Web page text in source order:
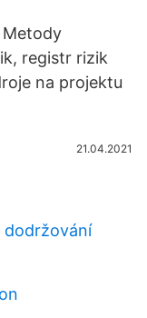
Metody
registr rizik
na projektu
21.04.2021
dodržování